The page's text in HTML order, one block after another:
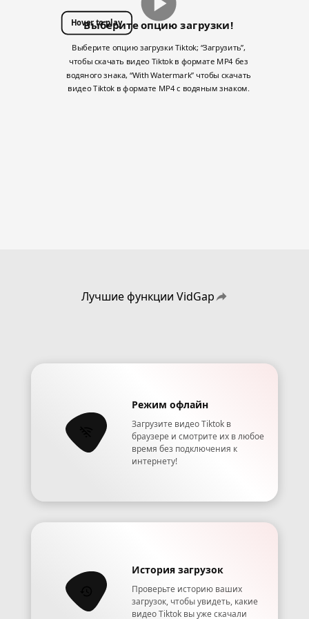
Hover to play
Выберите опцию загрузки!
Выберите опцию загрузки Tiktok; “Загрузить”,
чтобы скачать видео Tiktok в формате MP4 без
водяного знака, “With Watermark” чтобы скачать
видео Tiktok в формате MP4 с водяным знаком.
Лучшие функции VidGap
Режим офлайн
Загрузите видео Tiktok в
браузере и смотрите их в любое
время без подключения к
интернету!
История загрузок
Проверьте историю ваших
загрузок, чтобы увидеть, какие
видео Tiktok вы уже скачали